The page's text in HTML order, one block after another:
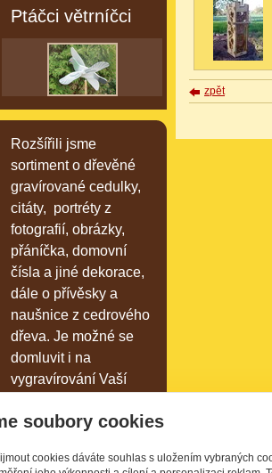
zpět
Ptáčci větrníčci
Rozšířili jsme
sortiment o dřevěné
gravírované cedulky,
citáty, portréty z
fotografií, obrázky,
přáníčka, domovní
čísla a jiné dekorace,
dále o přívěsky a
naušnice z cedrového
dřeva. Je možné se
domluvit i na
vygravírování Vaší
Naše výrobky si
vefotogalerii.
soubory cookies
cookies dáváte souhlas s uložením vybraných